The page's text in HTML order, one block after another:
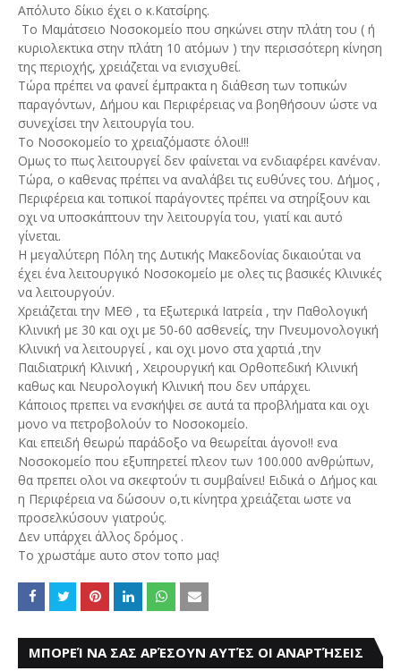
Απόλυτο δίκιο έχει ο κ.Κατσίρης.
Το Μαμάτσειο Νοσοκομείο που σηκώνει στην πλάτη του ( ή
κυριολεκτικα στην πλάτη 10 ατόμων ) την περισσότερη κίνηση
της περιοχής, χρειάζεται να ενισχυθεί.
Τώρα πρέπει να φανεί έμπρακτα η διάθεση των τοπικών
παραγόντων, Δήμου και Περιφέρειας να βοηθήσουν ώστε να
συνεχίσει την λειτουργία του.
Το Νοσοκομείο το χρειαζόμαστε όλοι!!!
Ομως το πως λειτουργεί δεν φαίνεται να ενδιαφέρει κανέναν.
Τώρα, ο καθενας πρέπει να αναλάβει τις ευθύνες του. Δήμος ,
Περιφέρεια και τοπικοί παράγοντες πρέπει να στηρίξουν και
οχι να υποσκάπτουν την λειτουργία του, γιατί και αυτό
γίνεται.
Η μεγαλύτερη Πόλη της Δυτικής Μακεδονίας δικαιούται να
έχει ένα λειτουργικό Νοσοκομείο με ολες τις βασικές Κλινικές
να λειτουργούν.
Χρειάζεται την ΜΕΘ , τα Εξωτερικά Ιατρεία , την Παθολογική
Κλινική με 30 και οχι με 50-60 ασθενείς, την Πνευμονολογική
Κλινική να λειτουργεί , και οχι μονο στα χαρτιά ,την
Παιδιατρική Κλινική , Χειρουργική και Ορθοπεδική Κλινική
καθως και Νευρολογική Κλινική που δεν υπάρχει.
Κάποιος πρεπει να ενσκήψει σε αυτά τα προβλήματα και οχι
μονο να πετροβολούν το Νοσοκομείο.
Και επειδή θεωρώ παράδοξο να θεωρείται άγονο!! ενα
Νοσοκομείο που εξυπηρετεί πλεον των 100.000 ανθρώπων,
θα πρεπει ολοι να σκεφτούν τι συμβαίνει! Ειδικά ο Δήμος και
η Περιφέρεια να δώσουν ο,τι κίνητρα χρειάζεται ωστε να
προσελκύσουν γιατρούς.
Δεν υπάρχει άλλος δρόμος .
Το χρωστάμε αυτο στον τοπο μας!
ΜΠΟΡΕΊ ΝΑ ΣΑΣ ΑΡΈΣΟΥΝ ΑΥΤΈΣ ΟΙ ΑΝΑΡΤΉΣΕΙΣ